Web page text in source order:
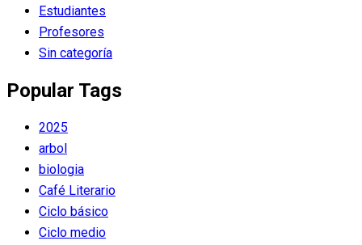
Estudiantes
Profesores
Sin categoría
Popular Tags
2025
arbol
biologia
Café Literario
Ciclo básico
Ciclo medio